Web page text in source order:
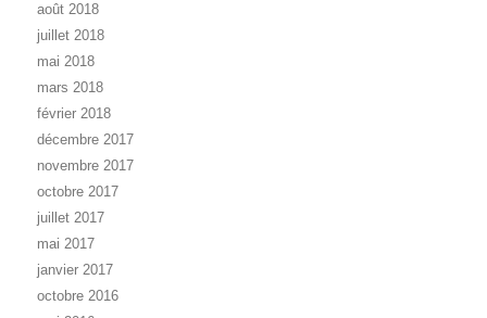
août 2018
juillet 2018
mai 2018
mars 2018
février 2018
décembre 2017
novembre 2017
octobre 2017
juillet 2017
mai 2017
janvier 2017
octobre 2016